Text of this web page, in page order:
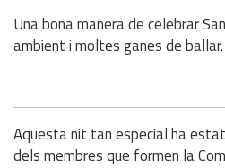
Una bona manera de celebrar
ambient i moltes ganes de
Aquesta nit tan especial ha estat
dels membres que formen la